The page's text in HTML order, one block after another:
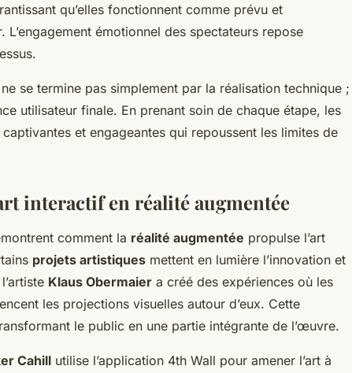
qu’elles fonctionnent comme prévu et
L’engagement émotionnel des spectateurs repose
se termine pas simplement par la réalisation technique ;
utilisateur finale. En prenant soin de chaque étape, les
et engageantes qui repoussent les limites de
interactif en réalité augmentée
comment la réalité augmentée propulse l’art
projets artistiques mettent en lumière l’innovation et
Klaus Obermaier a créé des expériences où les
les projections visuelles autour d’eux. Cette
le public en une partie intégrante de l’œuvre.
Cahill utilise l’application 4th Wall pour amener l’art à